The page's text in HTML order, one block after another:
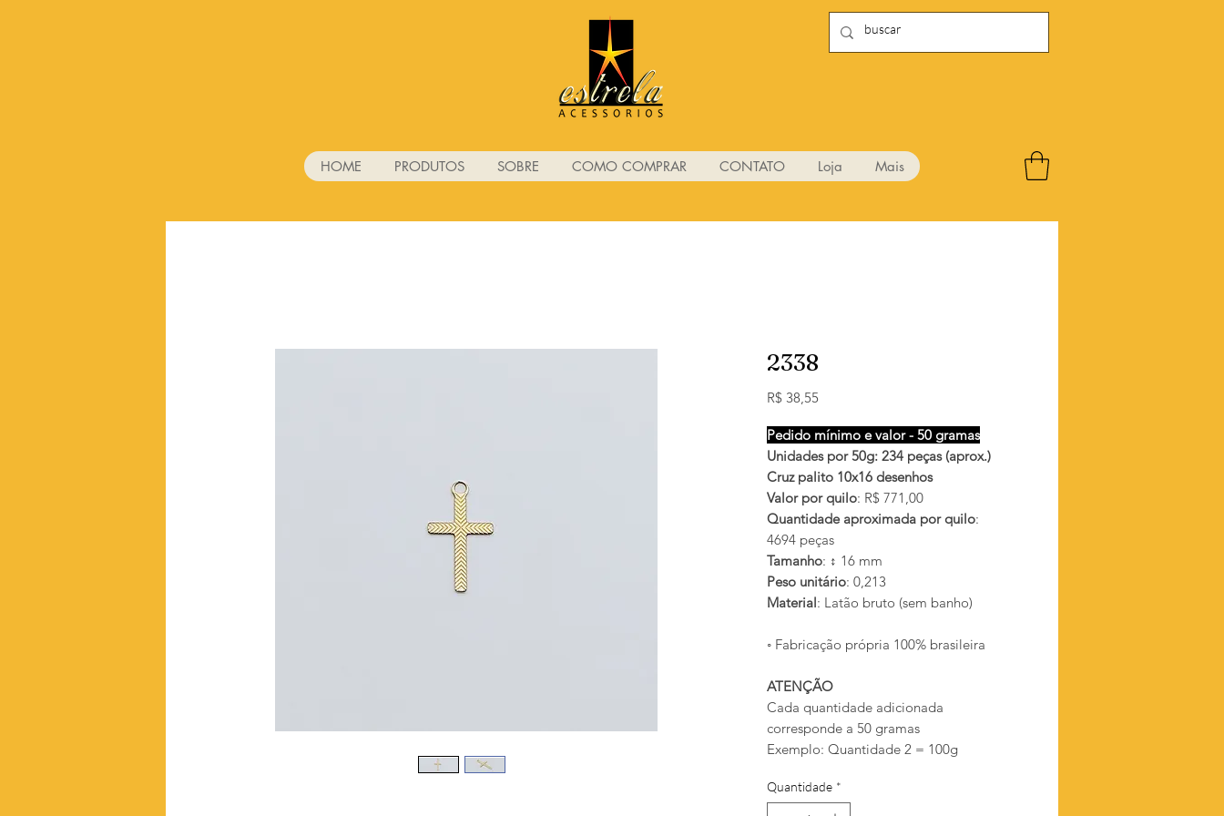
HOME PRODUTOS SOBRE COMO COMPRAR CONTATO Loja Mais
2338
R$ 38,55Preço
Pedido mínimo e valor - 50 gramas
Unidades por 50g: 234 peças (aprox.)
Cruz palito 10x16 desenhos
Valor por quilo: R$ 771,00
Quantidade aproximada por quilo:
4694 peças
Tamanho: ↕ 16 mm
Peso unitário: 0,213
Material: Latão bruto (sem banho)
◦ Fabricação própria 100% brasileira
ATENÇÃO
Cada quantidade adicionada
corresponde a 50 gramas
Exemplo: Quantidade 2 = 100g
Quantidade *